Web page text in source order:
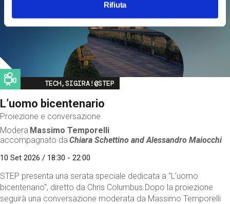
Rifiuta
Image
TECH,SIGIRA!@STEP
L’uomo bicentenario
Proiezione e conversazione
Modera Massimo Temporelli
accompagnato da Chiara Schettino andAlessandro Maiocchi
10 Set 2026 / 18:30 - 22:00
STEP presenta una serata speciale dedicata a "L’uomo
bicentenario", diretto da Chris Columbus.Dopo la proiezione
seguirà una conversazione moderata da Massimo Temporelli